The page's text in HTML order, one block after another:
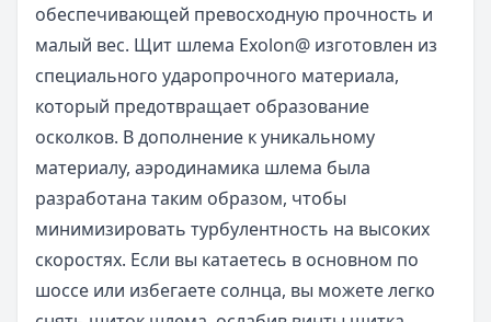
обеспечивающей превосходную прочность и
малый вес. Щит шлема Exolon@ изготовлен из
специального ударопрочного материала,
который предотвращает образование
осколков. В дополнение к уникальному
материалу, аэродинамика шлема была
разработана таким образом, чтобы
минимизировать турбулентность на высоких
скоростях. Если вы катаетесь в основном по
шоссе или избегаете солнца, вы можете легко